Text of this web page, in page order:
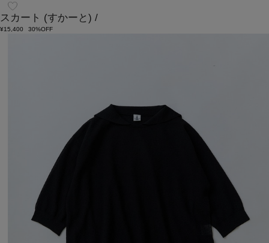
スカート (すかーと) /
¥15,400 30%OFF